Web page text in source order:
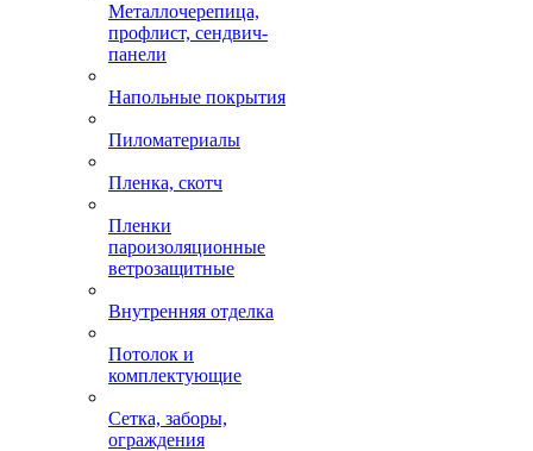
Металлочерепица,
профлист, сендвич-
панели
Напольные покрытия
Пиломатериалы
Пленка, скотч
Пленки
пароизоляционные
ветрозащитные
Внутренняя отделка
Потолок и
комплектующие
Сетка, заборы,
ограждения